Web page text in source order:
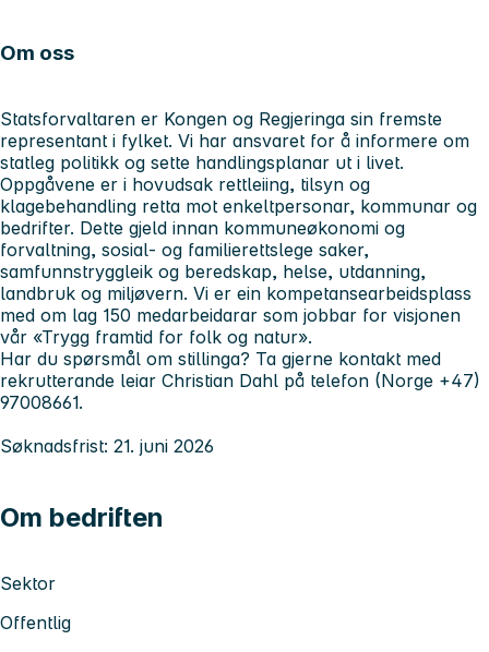
Om oss
Statsforvaltaren er Kongen og Regjeringa sin fremste
representant i fylket. Vi har ansvaret for å informere om
statleg politikk og sette handlingsplanar ut i livet.
Oppgåvene er i hovudsak rettleiing, tilsyn og
klagebehandling retta mot enkeltpersonar, kommunar og
bedrifter. Dette gjeld innan kommuneøkonomi og
forvaltning, sosial- og familierettslege saker,
samfunnstryggleik og beredskap, helse, utdanning,
landbruk og miljøvern. Vi er ein kompetansearbeidsplass
med om lag 150 medarbeidarar som jobbar for visjonen
vår «Trygg framtid for folk og natur».
Har du spørsmål om stillinga? Ta gjerne kontakt med
rekrutterande leiar Christian Dahl på telefon (Norge +47)
97008661.
Søknadsfrist: 21. juni 2026
Om bedriften
Sektor
Offentlig